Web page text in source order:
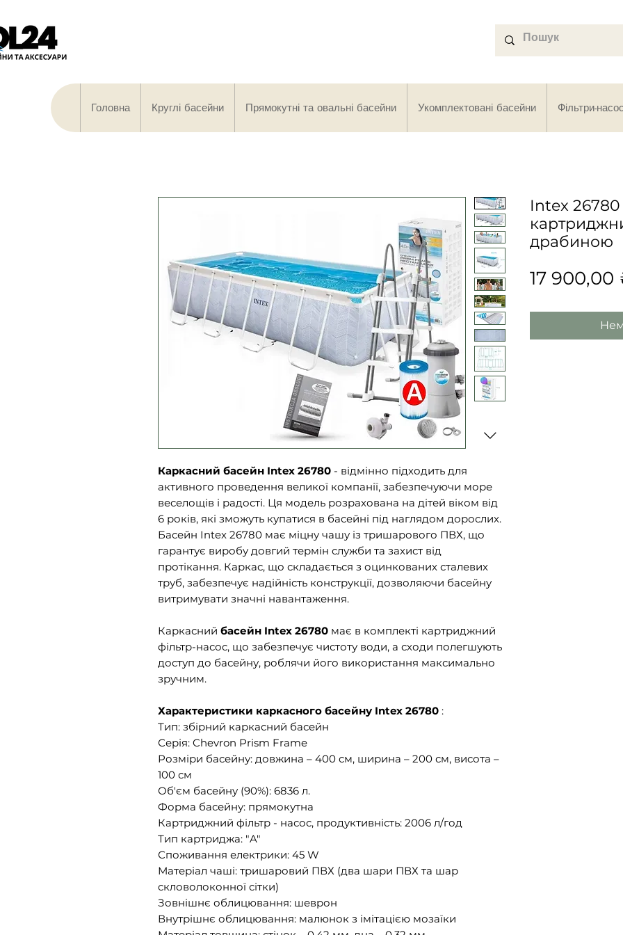
Каркасний басейн Intex 26780 - відмінно підходить для
активного проведення великої компанії, забезпечуючи море
веселощів і радості. Ця модель розрахована на дітей віком від
6 років, які зможуть купатися в басейні під наглядом дорослих.
Басейн Intex 26780 має міцну чашу із тришарового ПВХ, що
гарантує виробу довгий термін служби та захист від
протікання. Каркас, що складається з оцинкованих сталевих
труб, забезпечує надійність конструкції, дозволяючи басейну
витримувати значні навантаження.
Каркасний басейн Intex 26780 має в комплекті картриджний
фільтр-насос, що забезпечує чистоту води, а сходи полегшують
доступ до басейну, роблячи його використання максимально
зручним.
Характеристики каркасного басейну Intex 26780 :
Тип: збірний каркасний басейн
Серія: Chevron Prism Frame
Розміри басейну: довжина – 400 см, ширина – 200 см, висота –
100 см
Об'єм басейну (90%): 6836 л.
Форма басейну: прямокутна
Картриджний фільтр - насос, продуктивність: 2006 л/год
Тип картриджа: "A"
Споживання електрики: 45 W
Матеріал чаші: тришаровий ПВХ (два шари ПВХ та шар
скловолоконної сітки)
Зовнішнє облицювання: шеврон
Внутрішнє облицювання: малюнок з імітацією мозаїки
Intex
драбиною
17 900,00
Головна Круглі басейни Прямокутні та овальні басейни Укомплектовані басейни Фільтри-